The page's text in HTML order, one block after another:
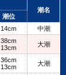
潮名
潮位
14cm 中潮
38cm
13cm
大潮
36cm
13cm
大潮